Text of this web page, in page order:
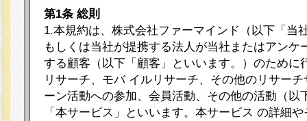
第1条 総則
1.本規約は、株式会社ファーマインド（以下「当
もしくは当社が提携する法人が当社またはアンケ
する顧客（以下「顧客」といいます。）のために
リサーチ、モバ イルリサーチ、その他のリサー
ーン活動への参加、会員活動、その他の活動（以
「本サービス」といいます。本サービス の詳細